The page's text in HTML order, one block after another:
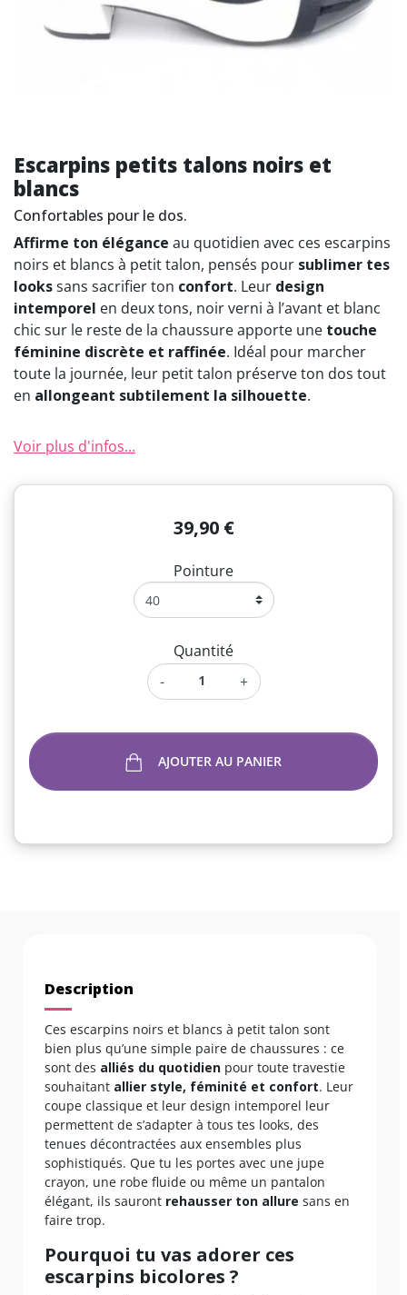
Escarpins petits talons noirs et
blancs
Confortables pour le dos.
Affirme ton élégance au quotidien avec ces escarpins
noirs et blancs à petit talon, pensés pour sublimer tes
lookssans sacrifier ton confort. Leur design
intemporel en deux tons, noir verni à l’avant et blanc
chic sur le reste de la chaussure apporte une touche
féminine discrète et raffinée. Idéal pour marcher
toute la journée, leur petit talon préserve ton dos tout
en allongeant subtilement la silhouette.
Voir plus d'infos...
39,90 €
Pointure
Quantité
-
+
AJOUTER AU PANIER
Description
Ces escarpins noirs et blancs à petit talon sont
bien plus qu’une simple paire de chaussures : ce
sont des alliés du quotidien pour toute travestie
souhaitant allier style, féminité et confort. Leur
coupe classique et leur design intemporel leur
permettent de s’adapter à tous tes looks, des
tenues décontractées aux ensembles plus
sophistiqués. Que tu les portes avec une jupe
crayon, une robe fluide ou même un pantalon
élégant, ils sauront rehausser ton allure sans en
faire trop.
Pourquoi tu vas adorer ces
escarpins bicolores ?